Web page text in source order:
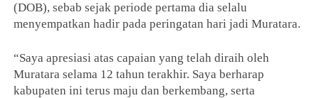
(DOB), sebab sejak periode pertama dia selalu
menyempatkan hadir pada peringatan hari jadi Muratara.
“Saya apresiasi atas capaian yang telah diraih oleh
Muratara selama 12 tahun terakhir. Saya berharap
kabupaten ini terus maju dan berkembang, serta